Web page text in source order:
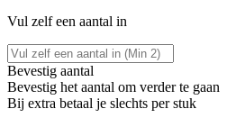
Vul zelf een aantal in
Bevestig aantal
Bevestig het aantal om verder te gaan
Bij extra betaal je slechts per stuk